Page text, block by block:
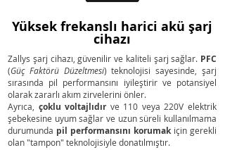
Zallys şarj cihazı, güvenilir ve kaliteli şarj sağlar. PFC
(Güç Faktörü Düzeltmesi) teknolojisi sayesinde, şarj
sırasında pil performansını iyileştirir ve potansiyel
olarak zararlı akım zirvelerini önler.
Ayrıca, çoklu voltajlıdırve 110 veya 220V elektrik
şebekesine uyum sağlar ve uzun süreli kullanılmama
durumunda pil performansını korumakiçin gerekli
olan "tampon" teknolojisiyle donatılmıştır.
Yüksek frekanslı harici akü şarj
cihazı